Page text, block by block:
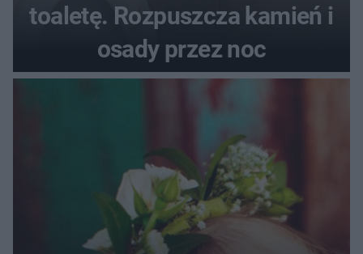
toaletę. Rozpuszcza kamień i
osady przez noc